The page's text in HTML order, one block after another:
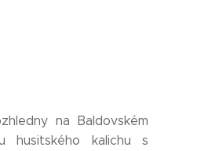
na Baldovském
husitského kalichu s